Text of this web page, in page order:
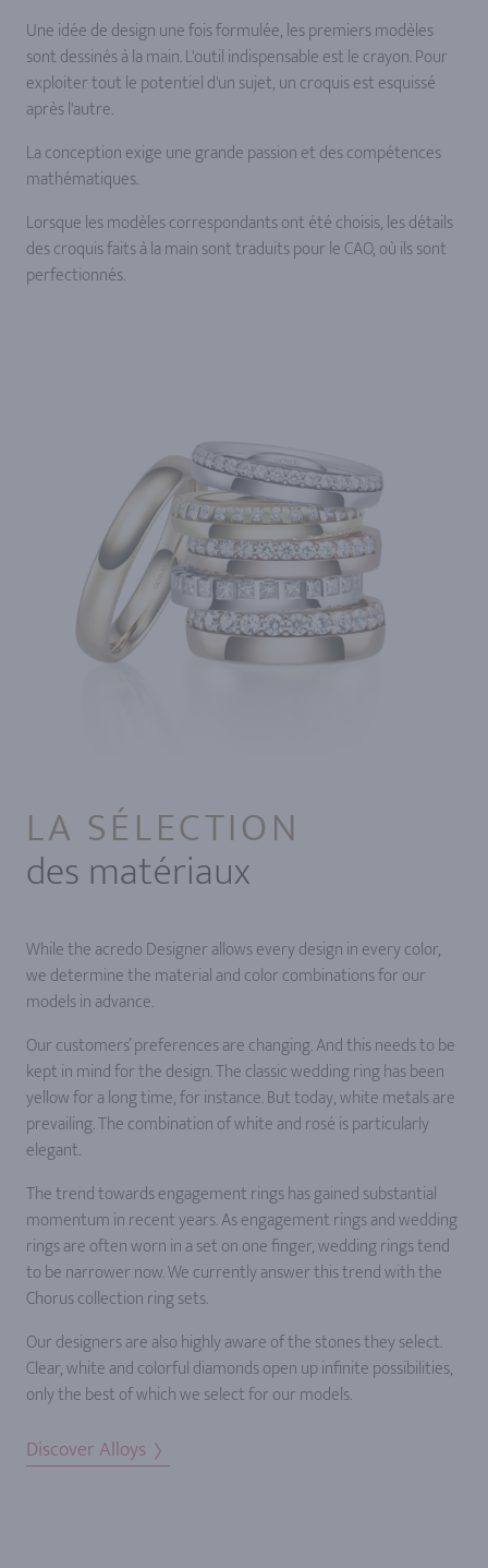
Une idée de design une fois formulée, les premiers modèles
sont dessinés à la main. L'outil indispensable est le crayon. Pour
exploiter tout le potentiel d'un sujet, un croquis est esquissé
après l'autre.
La conception exige une grande passion et des compétences
mathématiques.
Lorsque les modèles correspondants ont été choisis, les détails
des croquis faits à la main sont traduits pour le CAO, où ils sont
perfectionnés.
LA SÉLECTION
des matériaux
While the acredo Designer allows every design in every color,
we determine the material and color combinations for our
models in advance.
Our customers’ preferences are changing. And this needs to be
kept in mind for the design. The classic wedding ring has been
yellow for a long time, for instance. But today, white metals are
prevailing. The combination of white and rosé is particularly
elegant.
The trend towards engagement rings has gained substantial
momentum in recent years. As engagement rings and wedding
rings are often worn in a set on one finger, wedding rings tend
to be narrower now. We currently answer this trend with the
Chorus collection ring sets.
Our designers are also highly aware of the stones they select.
Clear, white and colorful diamonds open up infinite possibilities,
only the best of which we select for our models.
Discover Alloys